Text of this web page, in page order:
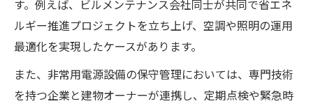
す。例えば、ビルメンテナンス会社同士が共同で省エネ
ルギー推進プロジェクトを立ち上げ、空調や照明の運用
最適化を実現したケースがあります。
また、非常用電源設備の保守管理においては、専門技術
を持つ企業と建物オーナーが連携し、定期点検や緊急時